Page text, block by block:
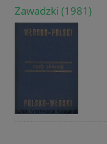
Zawadzki (1981)